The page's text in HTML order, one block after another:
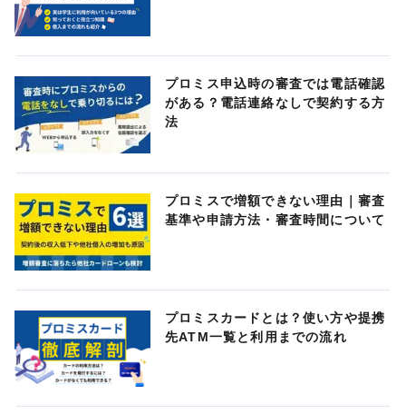
プロミス申込時の審査では電話確認
がある？電話連絡なしで契約する方
法
プロミスで増額できない理由｜審査
基準や申請方法・審査時間について
プロミスカードとは？使い方や提携
先ATM一覧と利用までの流れ